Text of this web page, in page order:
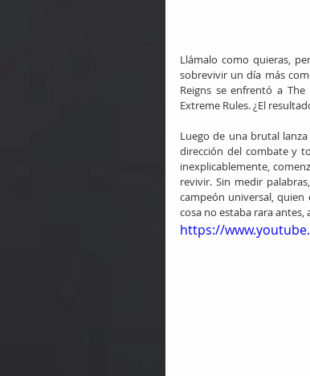
Llámalo como quieras,
sobrevivir un día más
Reigns se enfrentó a
Extreme Rules. ¿El
Luego de una brutal
dirección del combate y
inexplicablemente,
revivir. Sin medir
campeón universal, quien
cosa no estaba rara
https://